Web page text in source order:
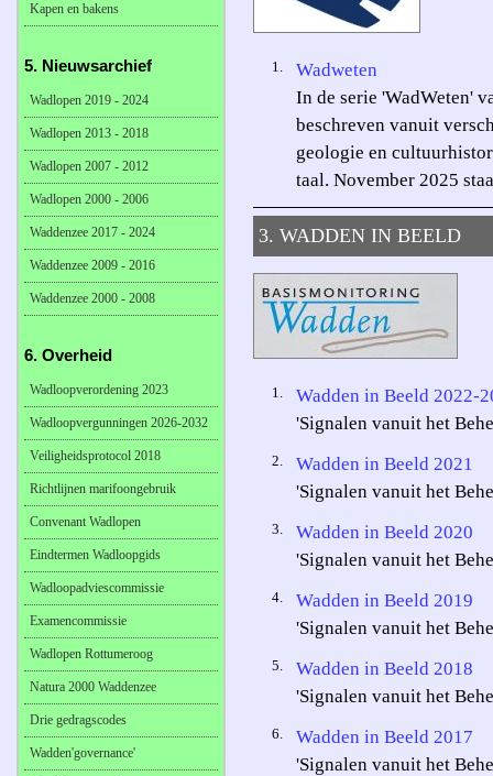
1.
Wadweten
In de serie 'WadWeten'
beschreven vanuit
geologie en
taal. November 2025
3. WADDEN IN BEELD
1.
Wadden in Beeld 2022-
'Signalen vanuit het
2.
Wadden in Beeld 2021
'Signalen vanuit het
3.
Wadden in Beeld 2020
'Signalen vanuit het
4.
Wadden in Beeld 2019
'Signalen vanuit het
5.
Wadden in Beeld 2018
'Signalen vanuit het
6.
Wadden in Beeld 2017
'Signalen vanuit het
Kapen en bakens
5. Nieuwsarchief
Wadlopen 2019 - 2024
Wadlopen 2013 - 2018
Wadlopen 2007 - 2012
Wadlopen 2000 - 2006
Waddenzee 2017 - 2024
Waddenzee 2009 - 2016
Waddenzee 2000 - 2008
6. Overheid
Wadloopverordening 2023
Wadloopvergunningen 2026-2032
Veiligheidsprotocol 2018
Richtlijnen marifoongebruik
Convenant Wadlopen
Eindtermen Wadloopgids
Wadloopadviescommissie
Examencommissie
Wadlopen Rottumeroog
Natura 2000 Waddenzee
Drie gedragscodes
Wadden'governance'